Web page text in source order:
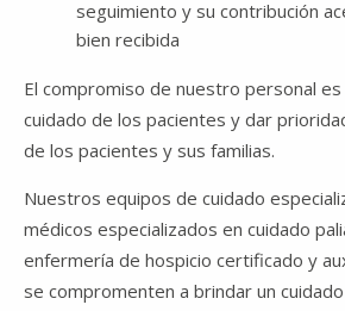
seguimiento y su contribución
bien recibida
El compromiso de nuestro personal
cuidado de los pacientes y dar
de los pacientes y sus familias.
Nuestros equipos de cuidado
médicos especializados en cuidado
enfermería de hospicio certificado y
se compromenten a brindar un